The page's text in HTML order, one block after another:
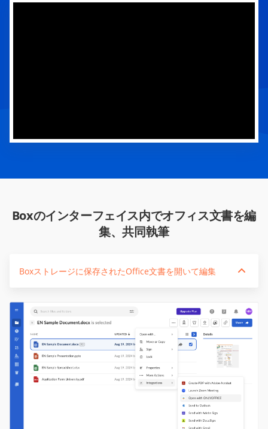
Boxのインターフェイス内でオフィス文書を編
集、共同執筆
Boxストレージに保存されたOffice文書を開いて編集